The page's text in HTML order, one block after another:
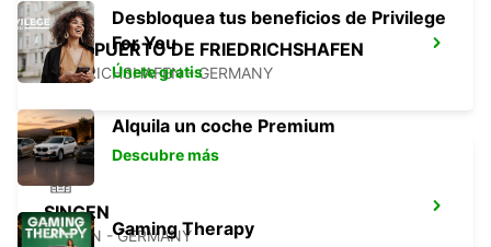
AEROPUERTO DE FRIEDRICHSHAFEN
FRIEDRICHSHAFEN - GERMANY
SINGEN
SINGEN - GERMANY
Desbloquea tus beneficios de Privilege
For You
Únete gratis
Alquila un coche Premium
Descubre más
Gaming Therapy